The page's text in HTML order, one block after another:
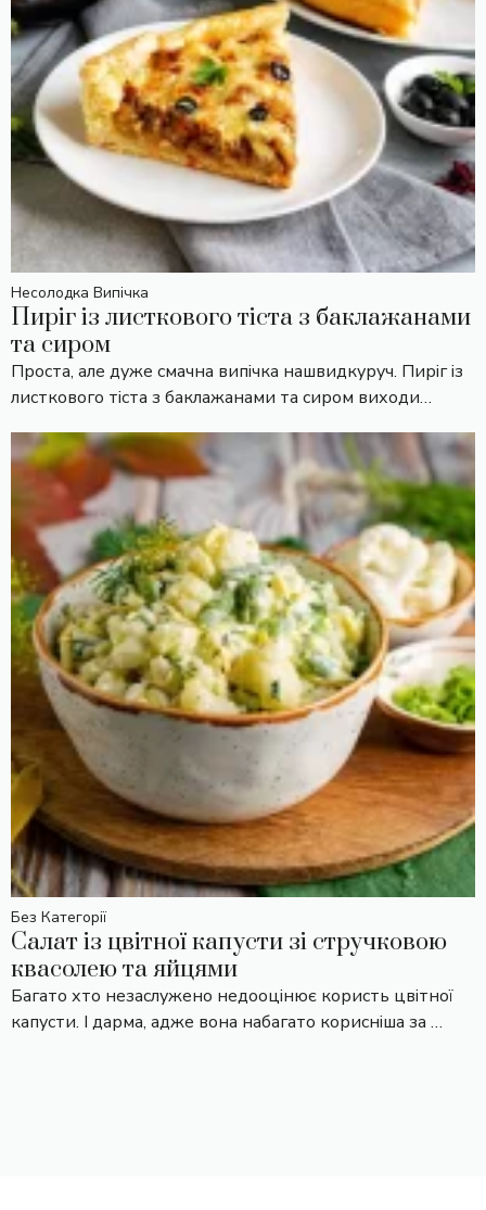
Несолодка Випічка
Пиріг із листкового тіста з баклажанами
та сиром
Проста, але дуже смачна випічка нашвидкуруч. Пиріг із
листкового тіста з баклажанами та сиром виходи…
Без Категорії
Салат із цвітної капусти зі стручковою
квасолею та яйцями
Багато хто незаслужено недооцінює користь цвітної
капусти. І дарма, адже вона набагато корисніша за …